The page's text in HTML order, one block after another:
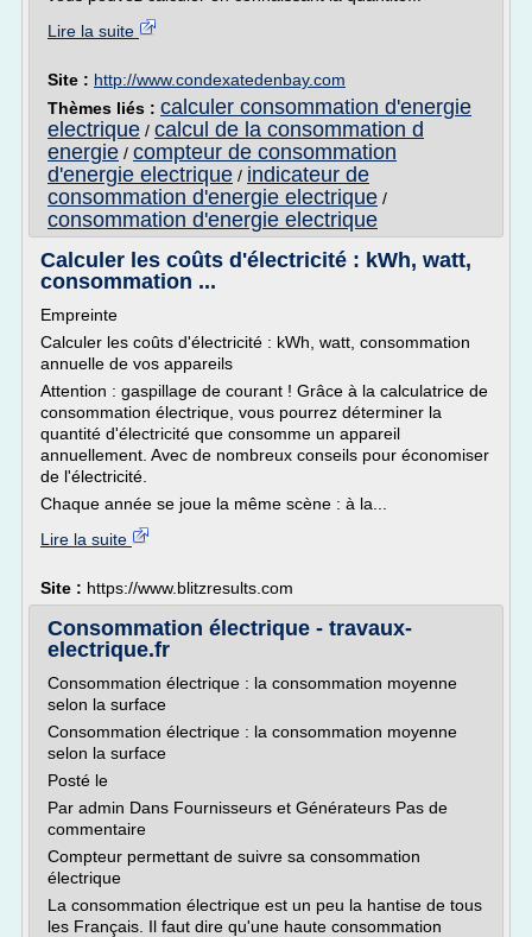
Lire la suite
Site : http://www.condexatedenbay.com
Thèmes liés : calculer consommation d'energie
electrique / calcul de la consommation d
energie / compteur de consommation
d'energie electrique / indicateur de
consommation d'energie electrique /
consommation d'energie electrique
Calculer les coûts d'électricité : kWh, watt,
consommation ...
Empreinte
Calculer les coûts d'électricité : kWh, watt, consommation
annuelle de vos appareils
Attention : gaspillage de courant ! Grâce à la calculatrice de
consommation électrique, vous pourrez déterminer la
quantité d'électricité que consomme un appareil
annuellement. Avec de nombreux conseils pour économiser
de l'électricité.
Chaque année se joue la même scène : à la...
Lire la suite
Site : https://www.blitzresults.com
Consommation électrique - travaux-
electrique.fr
Consommation électrique : la consommation moyenne
selon la surface
Consommation électrique : la consommation moyenne
selon la surface
Posté le
Par admin Dans Fournisseurs et Générateurs Pas de
commentaire
Compteur permettant de suivre sa consommation
électrique
La consommation électrique est un peu la hantise de tous
les Français. Il faut dire qu'une haute consommation